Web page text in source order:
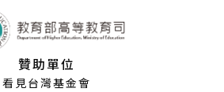
贊助單位
看見台灣基金會